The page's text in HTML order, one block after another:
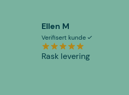
Ellen M
Verifisert kunde
Rask levering